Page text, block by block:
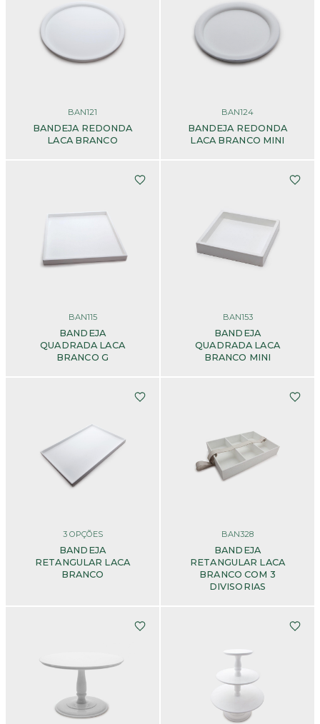
BAN121
BANDEJA REDONDA
LACA BRANCO
BAN124
BANDEJA REDONDA
LACA BRANCO MINI
BAN115
BANDEJA
QUADRADA LACA
BRANCO G
BAN153
BANDEJA
QUADRADA LACA
BRANCO MINI
3OPÇÕES
BANDEJA
RETANGULAR LACA
BRANCO
BAN328
BANDEJA
RETANGULAR LACA
BRANCO COM 3
DIVISORIAS